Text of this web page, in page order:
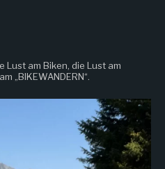
Lust am Biken, die Lust am
„BIKEWANDERN“.